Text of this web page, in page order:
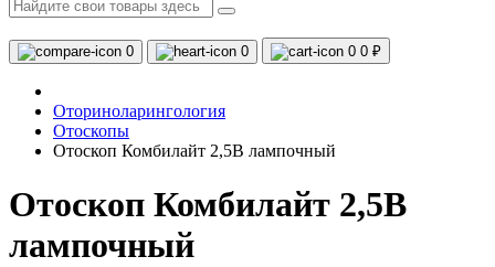
0 0 0 0 ₽
Оториноларингология
Отоскопы
Отоскоп Комбилайт 2,5В лампочный
Отоскоп Комбилайт 2,5В
лампочный